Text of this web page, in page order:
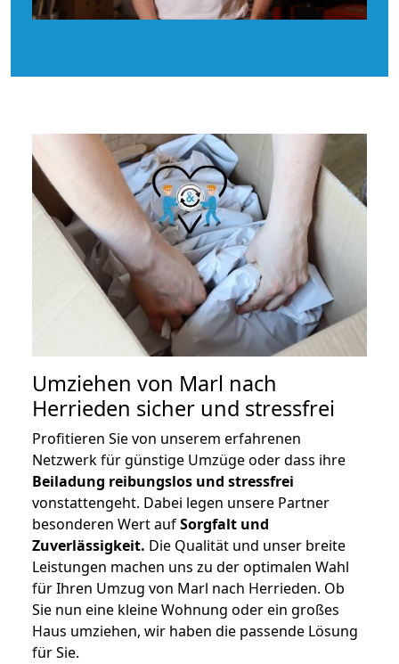
Umziehen von Marl nach
Herrieden sicher und stressfrei
Profitieren Sie von unserem erfahrenen
Netzwerk für günstige Umzüge oder dass ihre
Beiladung reibungslos und stressfrei
vonstattengeht. Dabei legen unsere Partner
besonderen Wert aufSorgfalt und
Zuverlässigkeit. Die Qualität und unser breite
Leistungen machen uns zu der optimalen Wahl
für Ihren Umzug von Marl nach Herrieden. Ob
Sie nun eine kleine Wohnung oder ein großes
Haus umziehen, wir haben die passende Lösung
für Sie.